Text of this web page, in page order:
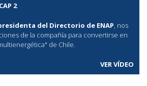
2
del Directorio de ENAP , nos
de la compañía para convertirse en
de Chile.
VER VÍDEO